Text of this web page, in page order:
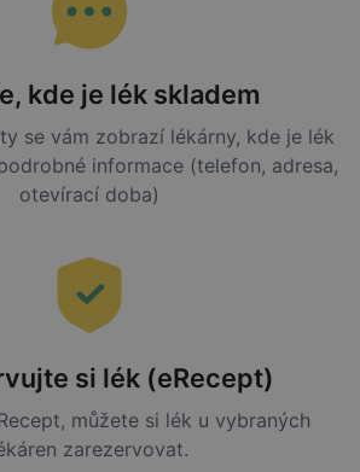
kde je lék skladem
se vám zobrazí lékárny, kde je lék
informace (telefon, adresa,
otevírací doba)
si lék (eRecept)
můžete si lék u vybraných
zarezervovat.